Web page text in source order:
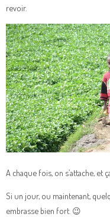
revoir.
A chaque fois, on s’attache, et
Si un jour, ou maintenant,
embrasse bien fort. 😉